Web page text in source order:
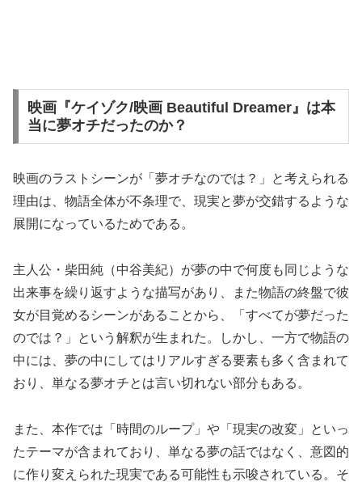
映画『ケイゾク/映画 Beautiful Dreamer』は本
当に夢オチだったのか？
映画のラストシーンが「夢オチなのでは？」と考えられる
理由は、物語全体が不条理で、現実と夢が交錯するような
展開になっているためである。
主人公・柴田純（中谷美紀）が夢の中で何度も同じような
出来事を繰り返すような描写があり、また物語の終盤で彼
女が目覚めるシーンがあることから、「すべてが夢だった
のでは？」という解釈が生まれた。しかし、一方で物語の
中には、夢の中にしてはリアルすぎる要素も多く含まれて
おり、単なる夢オチとは言い切れない部分もある。
また、本作では「時間のループ」や「現実の改変」といっ
たテーマが含まれており、単なる夢の話ではなく、意図的
に作り変えられた現実である可能性も示唆されている。そ